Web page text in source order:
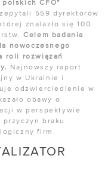
CFO”
559 dyrektorów
znalazło się 100
Celem badania
nowoczesnego
roli rozwiązań
Najnowszy raport
w Ukrainie i
odzwierciedlenie w
obawy o
w perspektywie
braku
firm.